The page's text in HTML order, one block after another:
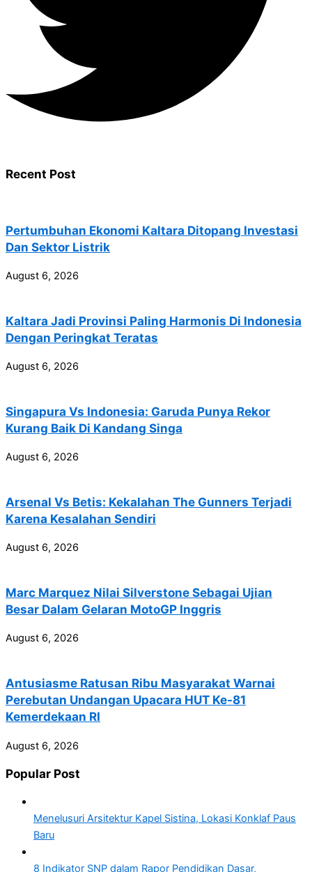
Recent Post
Pertumbuhan Ekonomi Kaltara Ditopang Investasi
Dan Sektor Listrik
August 6, 2026
Kaltara Jadi Provinsi Paling Harmonis Di Indonesia
Dengan Peringkat Teratas
August 6, 2026
Singapura Vs Indonesia: Garuda Punya Rekor
Kurang Baik Di Kandang Singa
August 6, 2026
Arsenal Vs Betis: Kekalahan The Gunners Terjadi
Karena Kesalahan Sendiri
August 6, 2026
Marc Marquez Nilai Silverstone Sebagai Ujian
Besar Dalam Gelaran MotoGP Inggris
August 6, 2026
Antusiasme Ratusan Ribu Masyarakat Warnai
Perebutan Undangan Upacara HUT Ke-81
Kemerdekaan RI
August 6, 2026
Popular Post
Menelusuri Arsitektur Kapel Sistina, Lokasi Konklaf Paus
Baru
8 Indikator SNP dalam Rapor Pendidikan Dasar,